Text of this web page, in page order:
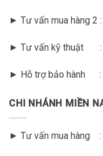
► Tư vấn mua hàng 2 :
► Tư vấn kỹ thuật :
► Hỗ trợ bảo hành :
CHI NHÁNH MIỀN
► Tư vấn mua hàng :